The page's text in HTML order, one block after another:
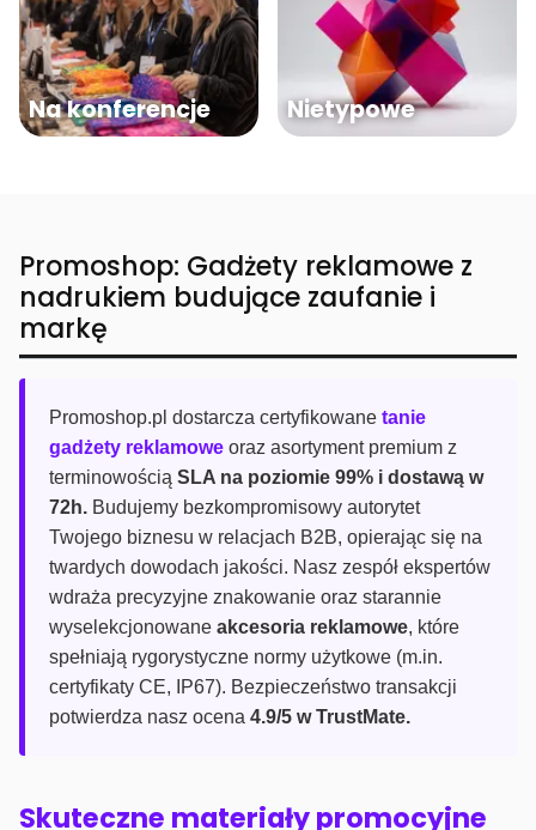
Na konferencje Nietypowe
Promoshop: Gadżety reklamowe z
nadrukiem budujące zaufanie i
markę
Promoshop.pl dostarcza certyfikowane tanie
gadżety reklamowe oraz asortyment premium z
terminowością SLA na poziomie 99% i dostawą w
72h. Budujemy bezkompromisowy autorytet
Twojego biznesu w relacjach B2B, opierając się na
twardych dowodach jakości. Nasz zespół ekspertów
wdraża precyzyjne znakowanie oraz starannie
wyselekcjonowane akcesoria reklamowe, które
spełniają rygorystyczne normy użytkowe (m.in.
certyfikaty CE, IP67). Bezpieczeństwo transakcji
potwierdza nasz ocena 4.9/5 w TrustMate.
Skuteczne materiały promocyjne